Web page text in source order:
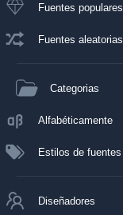
Fuentes populares
Fuentes aleatorias
Categorias
Alfabéticamente
Estilos de fuentes
Diseñadores